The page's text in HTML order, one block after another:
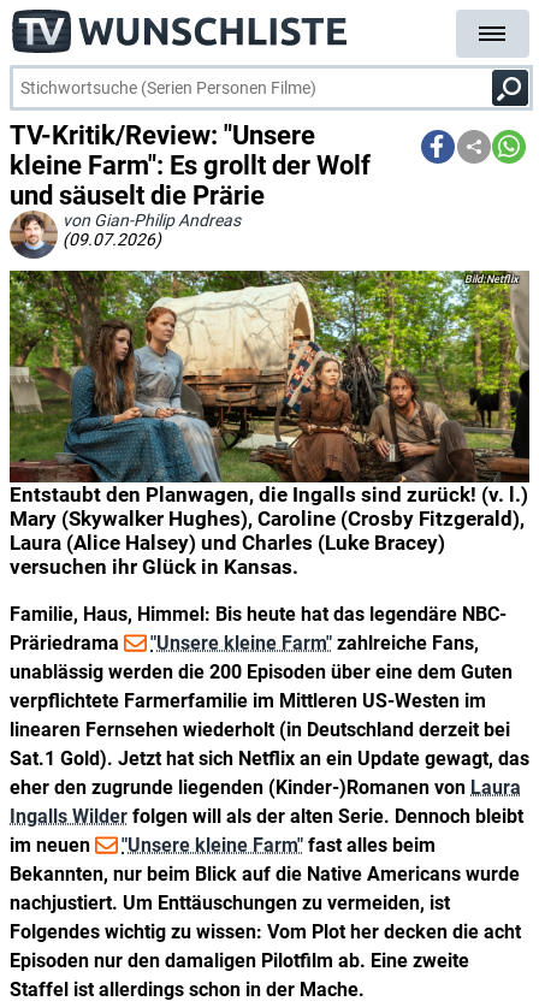
TV-Kritik/Review: "Unsere
kleine Farm": Es grollt der Wolf
und säuselt die Prärie
von Gian-Philip Andreas
(09.07.2026)
Entstaubt den Planwagen, die Ingalls sind zurück! (v. l.)
Mary (Skywalker Hughes), Caroline (Crosby Fitzgerald),
Laura (Alice Halsey) und Charles (Luke Bracey)
versuchen ihr Glück in Kansas.
Netflix
Familie, Haus, Himmel: Bis heute hat das legendäre NBC-
Präriedrama
"Unsere kleine Farm" zahlreiche Fans,
unablässig werden die 200 Episoden über eine dem Guten
verpflichtete Farmerfamilie im Mittleren US-Westen im
linearen Fernsehen wiederholt (in Deutschland derzeit bei
Sat.1 Gold). Jetzt hat sich Netflix an ein Update gewagt, das
eher den zugrunde liegenden (Kinder-)Romanen von Laura
Ingalls Wilder folgen will als der alten Serie. Dennoch bleibt
im neuen
"Unsere kleine Farm" fast alles beim
Bekannten, nur beim Blick auf die Native Americans wurde
nachjustiert. Um Enttäuschungen zu vermeiden, ist
Folgendes wichtig zu wissen: Vom Plot her decken die acht
Episoden nur den damaligen Pilotfilm ab. Eine zweite
Staffel ist allerdings schon in der Mache.